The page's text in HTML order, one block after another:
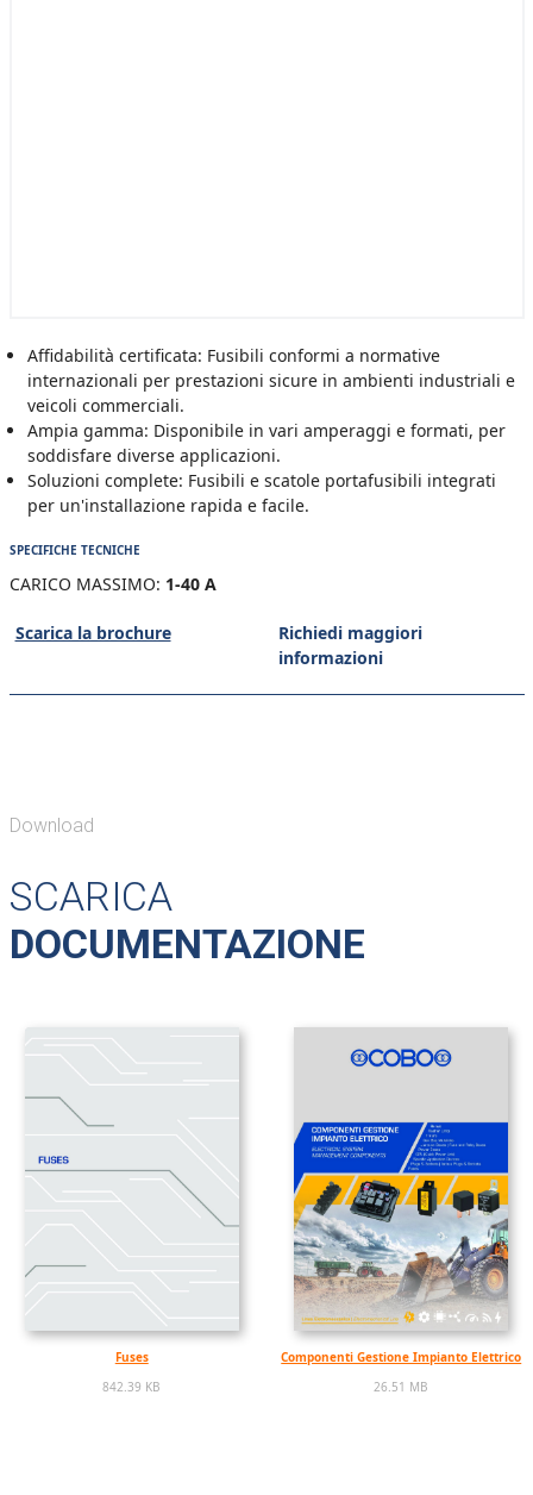
Affidabilità certificata: Fusibili conformi a normative
internazionali per prestazioni sicure in ambienti industriali e
veicoli commerciali.
Ampia gamma: Disponibile in vari amperaggi e formati, per
soddisfare diverse applicazioni.
Soluzioni complete: Fusibili e scatole portafusibili integrati
per un'installazione rapida e facile.
SPECIFICHE TECNICHE
CARICO MASSIMO: 1-40 A
Scarica la brochure
Richiedi maggiori
informazioni
Download
SCARICA
DOCUMENTAZIONE
Fuses
842.39 KB
Componenti Gestione Impianto Elettrico
26.51 MB